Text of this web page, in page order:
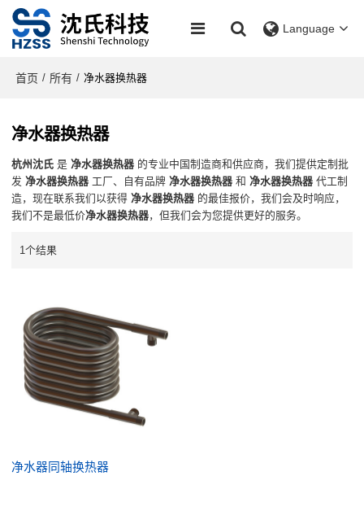
Language
首页 / 所有 / 净水器换热器
净水器换热器
杭州沈氏 是 净水器换热器 的专业中国制造商和供应商，我们提供定制批
发 净水器换热器 工厂、自有品牌 净水器换热器 和 净水器换热器 代工制
造，现在联系我们以获得 净水器换热器 的最佳报价，我们会及时响应，
我们不是最低价净水器换热器，但我们会为您提供更好的服务。
1个结果
净水器同轴换热器